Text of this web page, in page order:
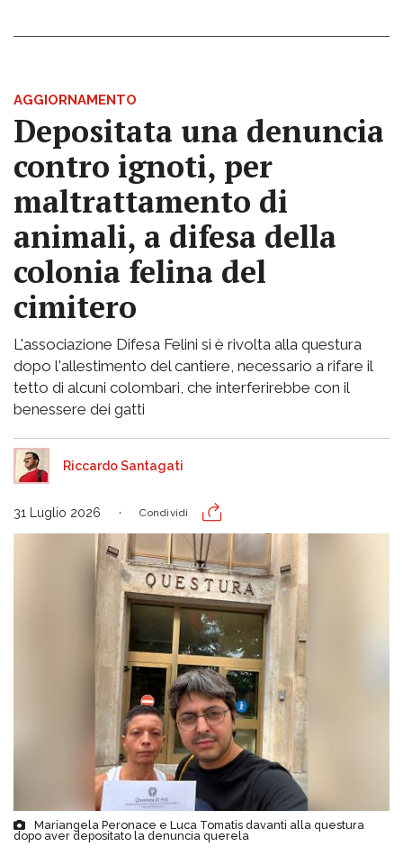
AGGIORNAMENTO
Depositata una denuncia
contro ignoti, per
maltrattamento di
animali, a difesa della
colonia felina del
cimitero
L'associazione Difesa Felini si è rivolta alla questura
dopo l'allestimento del cantiere, necessario a rifare il
tetto di alcuni colombari, che interferirebbe con il
benessere dei gatti
Riccardo Santagati
31 Luglio 2026 Condividi
Mariangela Peronace e Luca Tomatis davanti alla questura
dopo aver depositato la denuncia querela